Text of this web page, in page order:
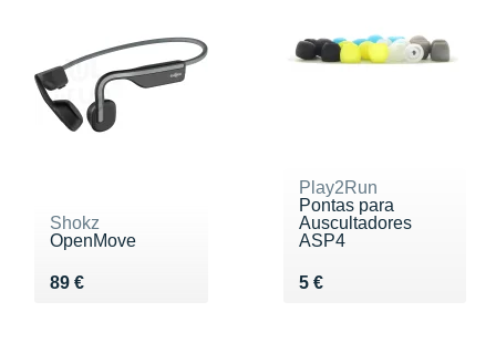
Shokz
OpenMove
89 €
Vendu 89 €
Play2Run
Pontas para
Auscultadores
ASP4
5 €
Vendu 5 €